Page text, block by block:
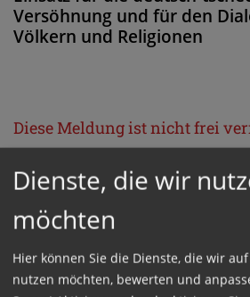
Versöhnung und für den
Völkern und Religionen
Diese Meldung ist nicht frei
loggen Sie sich ein, oder
ProduktKathpress_online.
Dienste, die wir
möchten
Hier können Sie die Dienste, die wir
nutzen möchten, bewerten und